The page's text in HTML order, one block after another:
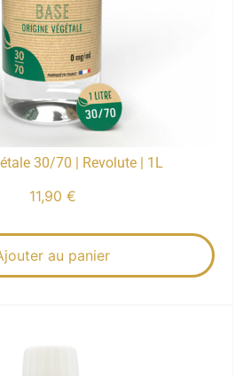
30/70 | Revolute | 1L
11,90 €
au panier